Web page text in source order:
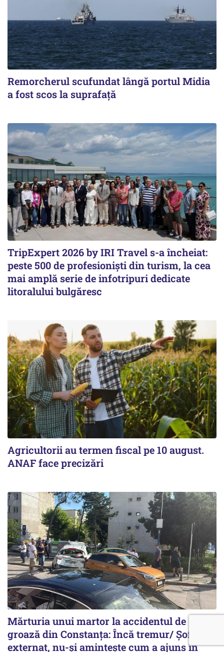
Remorcherul scufundat lângă portul Midia
a fost scos la suprafaţă
TripExpert 2026 by IRI Travel s-a încheiat:
peste 500 de profesioniști din turism, la cea
mai amplă serie de infotripuri dedicate
litoralului bulgăresc
Agricultorii au termen fiscal pe 10 august.
ANAF face precizări
Mărturia unui martor la accidentul de
groază din Constanța: Încă tremur/ Șoferul,
externat, nu-și amintește cum a ajuns în